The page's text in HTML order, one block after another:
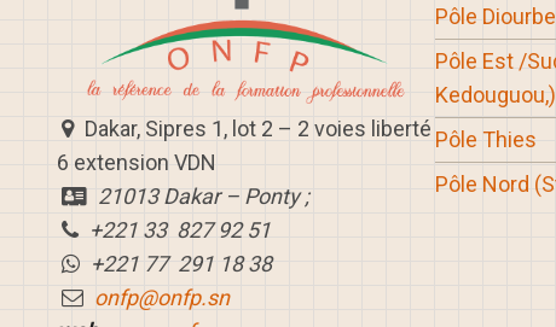
pour
le
jeunes
de
kedougou.
Dakar, Sipres 1, lot 2 – 2 voies liberté
6 extension VDN
21013 Dakar – Ponty ;
+221 33 827 92 51
+221 77 291 18 38
onfp@onfp.sn
Pôle
Pôle Est /
Kedouguou,)
Pôle Thies
Pôle Nord